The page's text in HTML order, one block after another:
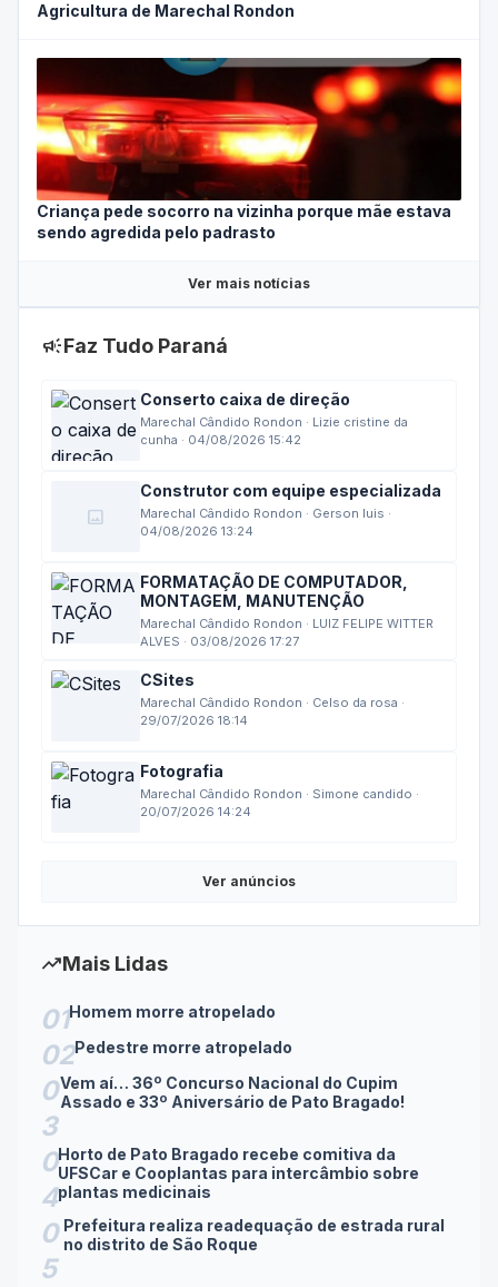
Agricultura de Marechal Rondon
Criança pede socorro na vizinha porque mãe estava
sendo agredida pelo padrasto
Ver mais notícias
campaignFaz Tudo Paraná
Conserto caixa de direção
Marechal Cândido Rondon · Lizie cristine da
cunha · 04/08/2026 15:42
image
Construtor com equipe especializada
Marechal Cândido Rondon · Gerson luis ·
04/08/2026 13:24
FORMATAÇÃO DE COMPUTADOR,
MONTAGEM, MANUTENÇÃO
Marechal Cândido Rondon · LUIZ FELIPE WITTER
ALVES · 03/08/2026 17:27
CSites
Marechal Cândido Rondon · Celso da rosa ·
29/07/2026 18:14
Fotografia
Marechal Cândido Rondon · Simone candido ·
20/07/2026 14:24
Ver anúncios
trending_upMais Lidas
01Homem morre atropelado
02Pedestre morre atropelado
0
3
Vem aí… 36º Concurso Nacional do Cupim
Assado e 33º Aniversário de Pato Bragado!
0
4
Horto de Pato Bragado recebe comitiva da
UFSCar e Cooplantas para intercâmbio sobre
plantas medicinais
0
5
Prefeitura realiza readequação de estrada rural
no distrito de São Roque